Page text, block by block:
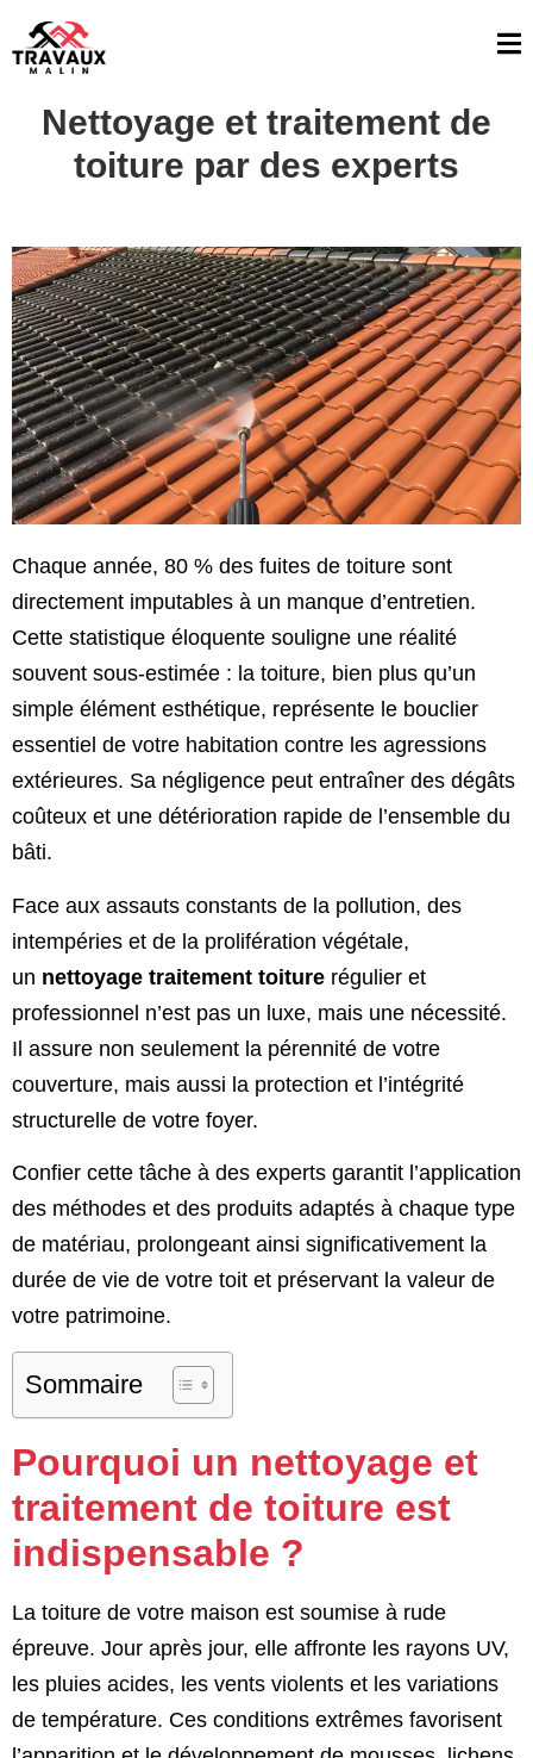
Nettoyage et traitement de
toiture par des experts
Chaque année, 80 % des fuites de toiture sont
directement imputables à un manque d’entretien.
Cette statistique éloquente souligne une réalité
souvent sous-estimée : la toiture, bien plus qu’un
simple élément esthétique, représente le bouclier
essentiel de votre habitation contre les agressions
extérieures. Sa négligence peut entraîner des dégâts
coûteux et une détérioration rapide de l’ensemble du
bâti.
Face aux assauts constants de la pollution, des
intempéries et de la prolifération végétale,
un nettoyage traitement toiture régulier et
professionnel n’est pas un luxe, mais une nécessité.
Il assure non seulement la pérennité de votre
couverture, mais aussi la protection et l’intégrité
structurelle de votre foyer.
Confier cette tâche à des experts garantit l’application
des méthodes et des produits adaptés à chaque type
de matériau, prolongeant ainsi significativement la
durée de vie de votre toit et préservant la valeur de
votre patrimoine.
Sommaire
Pourquoi un nettoyage et
traitement de toiture est
indispensable ?
La toiture de votre maison est soumise à rude
épreuve. Jour après jour, elle affronte les rayons UV,
les pluies acides, les vents violents et les variations
de température. Ces conditions extrêmes favorisent